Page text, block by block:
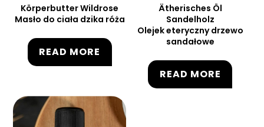
Körperbutter Wildrose
Masło do ciała dzika róża
READ MORE
Ätherisches Öl
Sandelholz
Olejek eteryczny drzewo
sandałowe
READ MORE